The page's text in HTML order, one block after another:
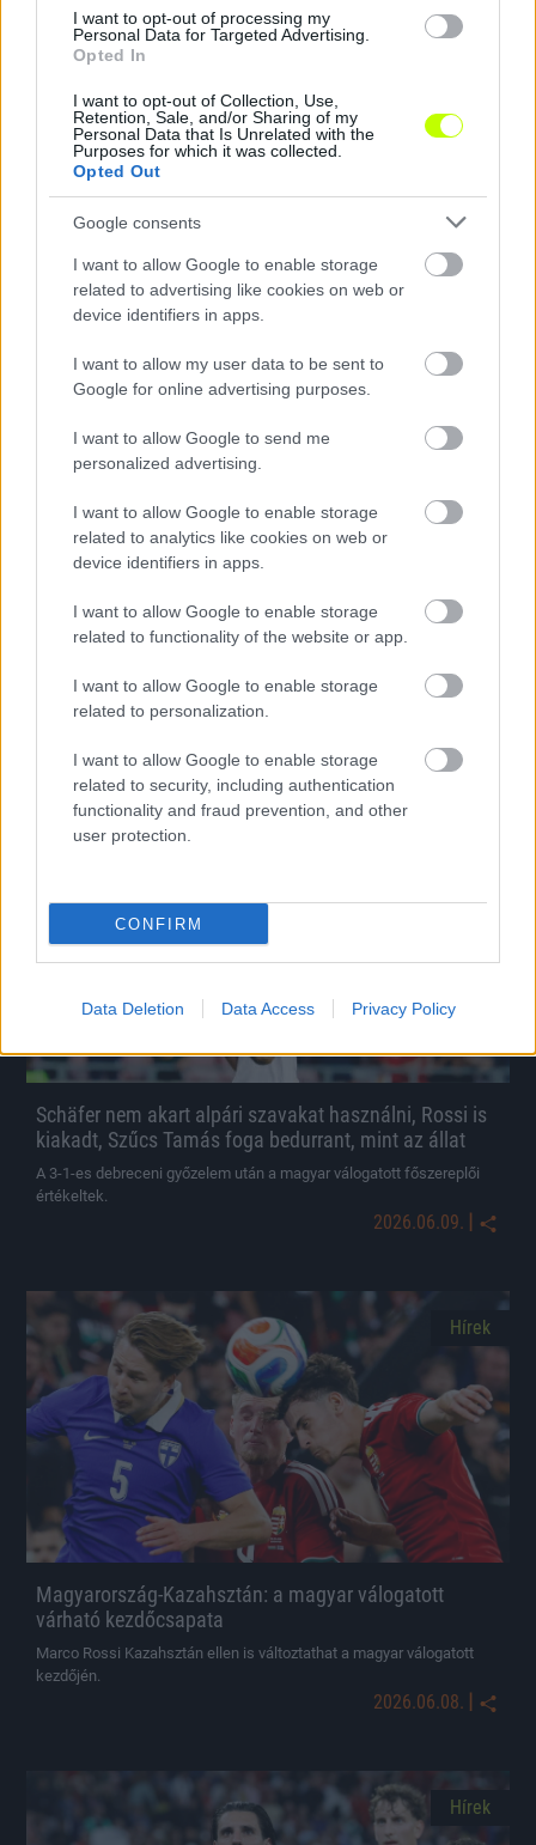
I want to opt-out of processing my
Personal Data for Targeted Advertising.
Opted In
I want to opt-out of Collection, Use,
Retention, Sale, and/or Sharing of my
Personal Data that Is Unrelated with the
Purposes for which it was collected.
Opted Out
Google consents
I want to allow Google to enable storage
related to advertising like cookies on web or
device identifiers in apps.
I want to allow my user data to be sent to
Google for online advertising purposes.
I want to allow Google to send me
personalized advertising.
I want to allow Google to enable storage
related to analytics like cookies on web or
device identifiers in apps.
I want to allow Google to enable storage
related to functionality of the website or app.
I want to allow Google to enable storage
related to personalization.
I want to allow Google to enable storage
related to security, including authentication
functionality and fraud prevention, and other
user protection.
CONFIRM
Data Deletion Data Access Privacy Policy
DVSC-Pjunik: van, ami Dzsudzsák szerint jó előjel
Három év után ismét európai kupamérkőzést játszik a DVSC.
DVSC: eldőlt Dzsudzsák Balázs sorsa
A DVSC fontos bejelentést tett Dzsudzsák Balázsról.
Schäfer nem akart alpári szavakat használni, Rossi is
kiakadt, Szűcs Tamás foga bedurrant, mint az állat
A 3-1-es debreceni győzelem után a magyar válogatott főszereplői
értékeltek.
2026.06.09. |
Hírek
Magyarország-Kazahsztán: a magyar válogatott
várható kezdőcsapata
Marco Rossi Kazahsztán ellen is változtathat a magyar válogatott
kezdőjén.
2026.06.08. |
Hírek